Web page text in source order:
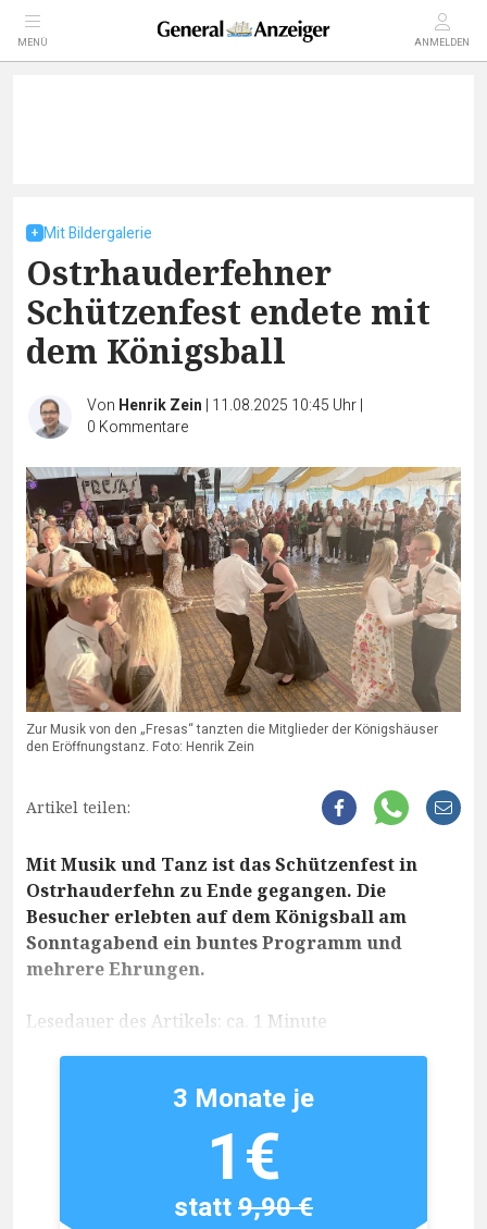
MENÜ ANMELDEN
Mit Bildergalerie
Ostrhauderfehner
Schützenfest endete mit
dem Königsball
Von Henrik Zein | 11.08.2025 10:45 Uhr|
0 Kommentare
Zur Musik von den „Fresas“ tanzten die Mitglieder der Königshäuser
den Eröffnungstanz. Foto: Henrik Zein
Artikel teilen:
Mit Musik und Tanz ist das Schützenfest in
Ostrhauderfehn zu Ende gegangen. Die
Besucher erlebten auf dem Königsball am
Sonntagabend ein buntes Programm und
mehrere Ehrungen.
Lesedauer des Artikels: ca. 1 Minute
3 Monate je
1€
statt9,90 €